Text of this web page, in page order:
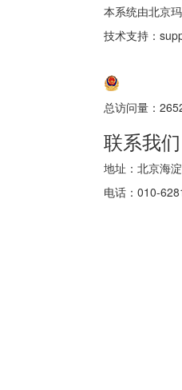
本系统由北京
技术支持：
总访问量：
联系我们
地址：北京海
电话：010-